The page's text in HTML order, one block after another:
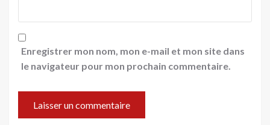
Enregistrer mon nom, mon e-mail et mon site dans
le navigateur pour mon prochain commentaire.